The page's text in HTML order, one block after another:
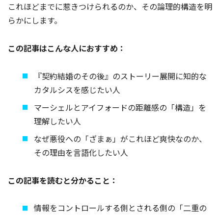
これほどまでに惹きつけられるのか、その論理的構造を明
らかにします。
この記事はこんな人におすすめ：
『契約結婚のその後』のストーリー展開に知的な
カタルシスを感じたい人
マーシェルとアイフォードの距離感の「構造」を
理解したい人
なぜ悪役への「ざまぁ」がこれほど爽快なのか、
その理由を言語化したい人
この記事を読むと分かること：
情報をコントロールする側とされる側の「二重の